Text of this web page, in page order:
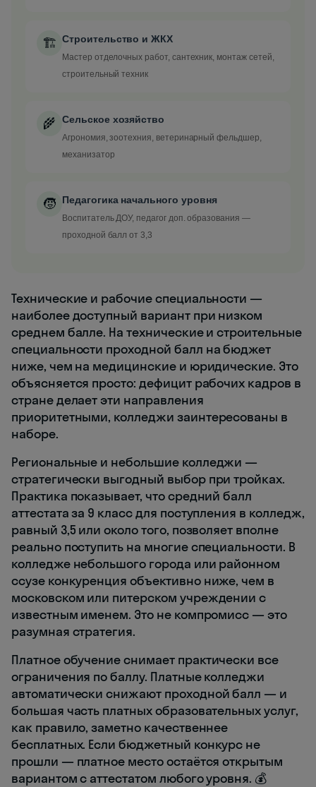
🏗️ Строительство и ЖКХ
Мастер отделочных работ, сантехник, монтаж сетей,
строительный техник
🌾 Сельское хозяйство
Агрономия, зоотехния, ветеринарный фельдшер,
механизатор
🧒 Педагогика начального уровня
Воспитатель ДОУ, педагог доп. образования —
проходной балл от 3,3
Технические и рабочие специальности —
наиболее доступный вариант при низком
среднем балле. На технические и строительные
специальности проходной балл на бюджет
ниже, чем на медицинские и юридические. Это
объясняется просто: дефицит рабочих кадров в
стране делает эти направления
приоритетными, колледжи заинтересованы в
наборе.
Региональные и небольшие колледжи —
стратегически выгодный выбор при тройках.
Практика показывает, что средний балл
аттестата за 9 класс для поступления в колледж,
равный 3,5 или около того, позволяет вполне
реально поступить на многие специальности. В
колледже небольшого города или районном
ссузе конкуренция объективно ниже, чем в
московском или питерском учреждении с
известным именем. Это не компромисс — это
разумная стратегия.
Платное обучение снимает практически все
ограничения по баллу. Платные колледжи
автоматически снижают проходной балл — и
большая часть платных образовательных услуг,
как правило, заметно качественнее
бесплатных. Если бюджетный конкурс не
прошли — платное место остаётся открытым
вариантом с аттестатом любого уровня. 💰